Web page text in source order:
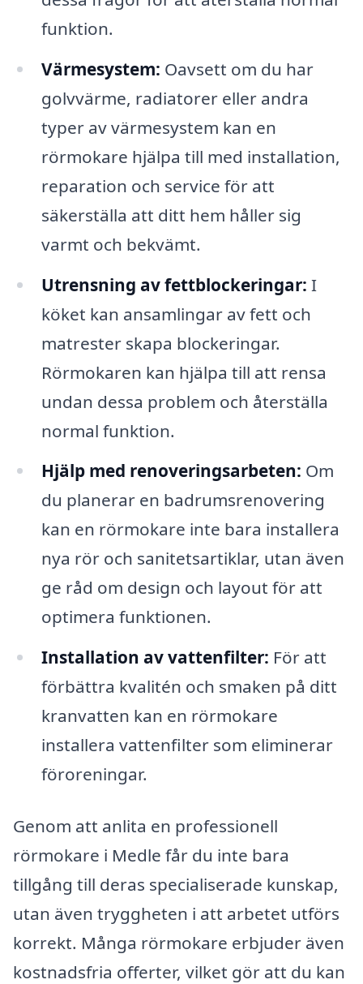
funktion.
Värmesystem: Oavsett om du har
golvvärme, radiatorer eller andra
typer av värmesystem kan en
rörmokare hjälpa till med installation,
reparation och service för att
säkerställa att ditt hem håller sig
varmt och bekvämt.
Utrensning av fettblockeringar: I
köket kan ansamlingar av fett och
matrester skapa blockeringar.
Rörmokaren kan hjälpa till att rensa
undan dessa problem och återställa
normal funktion.
Hjälp med renoveringsarbeten: Om
du planerar en badrumsrenovering
kan en rörmokare inte bara installera
nya rör och sanitetsartiklar, utan även
ge råd om design och layout för att
optimera funktionen.
Installation av vattenfilter: För att
förbättra kvalitén och smaken på ditt
kranvatten kan en rörmokare
installera vattenfilter som eliminerar
föroreningar.
Genom att anlita en professionell
rörmokare i Medle får du inte bara
tillgång till deras specialiserade kunskap,
utan även tryggheten i att arbetet utförs
korrekt. Många rörmokare erbjuder även
kostnadsfria offerter, vilket gör att du kan